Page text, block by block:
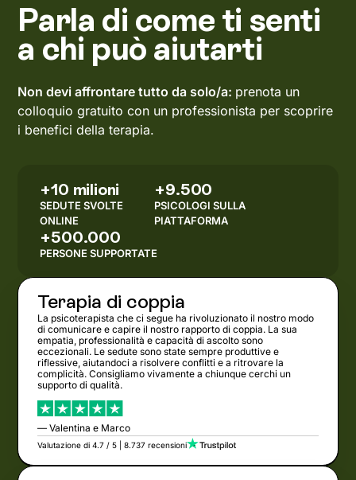
Parla di come ti senti
a chi può aiutarti
Non devi affrontare tutto da solo/a: prenota un
colloquio gratuito con un professionista per scoprire
i benefici della terapia.
+10 milioni
SEDUTE SVOLTE
ONLINE
+9.500
PSICOLOGI SULLA
PIATTAFORMA
+500.000
PERSONE SUPPORTATE
Terapia di coppia
La psicoterapista che ci segue ha rivoluzionato il nostro modo
di comunicare e capire il nostro rapporto di coppia. La sua
empatia, professionalità e capacità di ascolto sono
eccezionali. Le sedute sono state sempre produttive e
riflessive, aiutandoci a risolvere conflitti e a ritrovare la
complicità. Consigliamo vivamente a chiunque cerchi un
supporto di qualità.
— Valentina e Marco
Valutazione di 4.7 / 5 | 8.737 recensioni